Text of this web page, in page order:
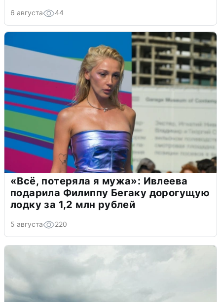
6 августа 44
«Всё, потеряла я мужа»: Ивлеева
подарила Филиппу Бегаку дорогущую
лодку за 1,2 млн рублей
5 августа 220